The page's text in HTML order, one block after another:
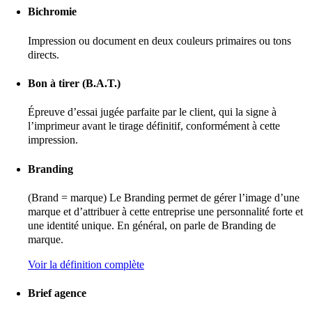
Bichromie
Impression ou document en deux couleurs primaires ou tons
directs.
Bon à tirer (B.A.T.)
Épreuve d’essai jugée parfaite par le client, qui la signe à
l’imprimeur avant le tirage définitif, conformément à cette
impression.
Branding
(Brand = marque) Le Branding permet de gérer l’image d’une
marque et d’attribuer à cette entreprise une personnalité forte et
une identité unique. En général, on parle de Branding de
marque.
Voir la définition complète
Brief agence